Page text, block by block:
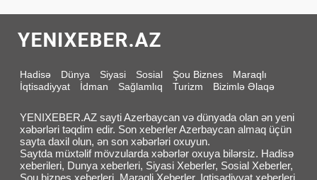
Hadisə Dünya Siyasi Sosial Şou Biznes
Maraqlı
İqtisadiyyat
İdman Sağlamlıq Turizm Bizimlə Əlaqə
YENIXEBER.AZ sayti Azerbaycan və dünyada olan ən yeni
xəbərləri təqdim edir. Son xeberler Azerbaycan almaq üçün
sayta daxil olun, ən son xəbərləri oxuyun.
Saytda müxtəlif mövzularda xəbərlər oxuya bilərsiz. Hadisə
xeberileri, Dunya xeberleri, Siyasi Xeberler, Sosial Xeberler,
Sou biznes xeberleri, Maraqli Xeberler, Iqtisadiyyat xeberleri,